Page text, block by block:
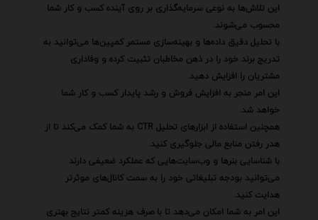
این تلاش‌ها به نوعی سرمایه‌گذاری بر روی آینده کسب و کار شما
محسوب می‌شوند.
با تحلیل دقیق داده‌ها و بهینه‌سازی مستمر کمپین‌ها می‌توانید به
تدریج برند خود را در ذهن مخاطبان تثبیت کرده و وفاداری
مشتریان را افزایش دهید.
این امر منجر به افزایش فروش و رشد پایدار کسب و کار شما
خواهد شد.
همچنین استفاده از ابزارهای تحلیل CTR به شما کمک می‌کند تا از
هدر رفتن منابع مالی جلوگیری کنید.
با شناسایی بنرها و وب‌سایت‌هایی که عملکرد ضعیفی دارند
می‌توانید بودجه تبلیغاتی خود را به سمت کانال‌های موثرتر
هدایت کنید.
این امر به شما امکان می‌دهد تا با صرف هزینه کمتر نتایج بهتری